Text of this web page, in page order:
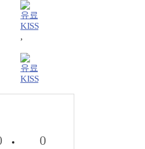
KISS
,
KISS
0